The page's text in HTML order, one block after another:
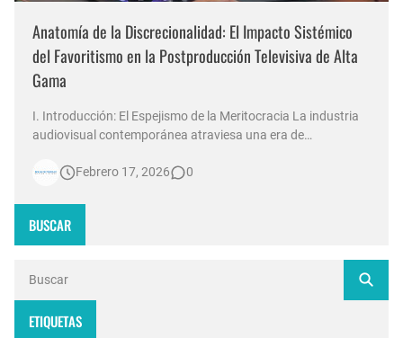
Anatomía de la Discrecionalidad: El Impacto Sistémico
del Favoritismo en la Postproducción Televisiva de Alta
Gama
I. Introducción: El Espejismo de la Meritocracia La industria
audiovisual contemporánea atraviesa una era de
noticias en Argentina invierten millones de dólares en
Febrero 17, 2026 0
BUSCAR
ETIQUETAS